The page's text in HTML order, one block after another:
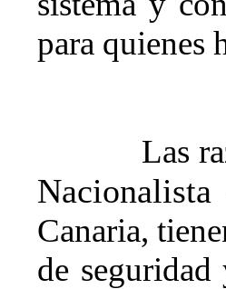
para quienes
Las
Nacionalista
Canaria,
de